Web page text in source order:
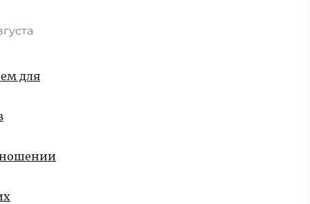
для